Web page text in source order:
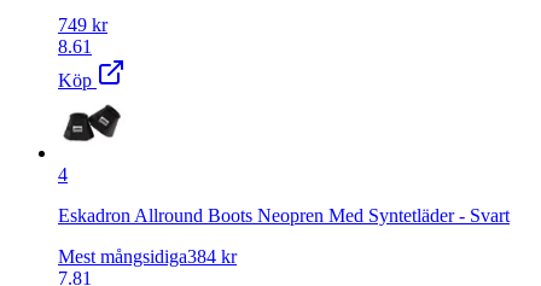
749 kr
8.61
Köp
4
Eskadron Allround Boots Neopren Med Syntetläder - Svart
Mest mångsidiga384 kr
7.81